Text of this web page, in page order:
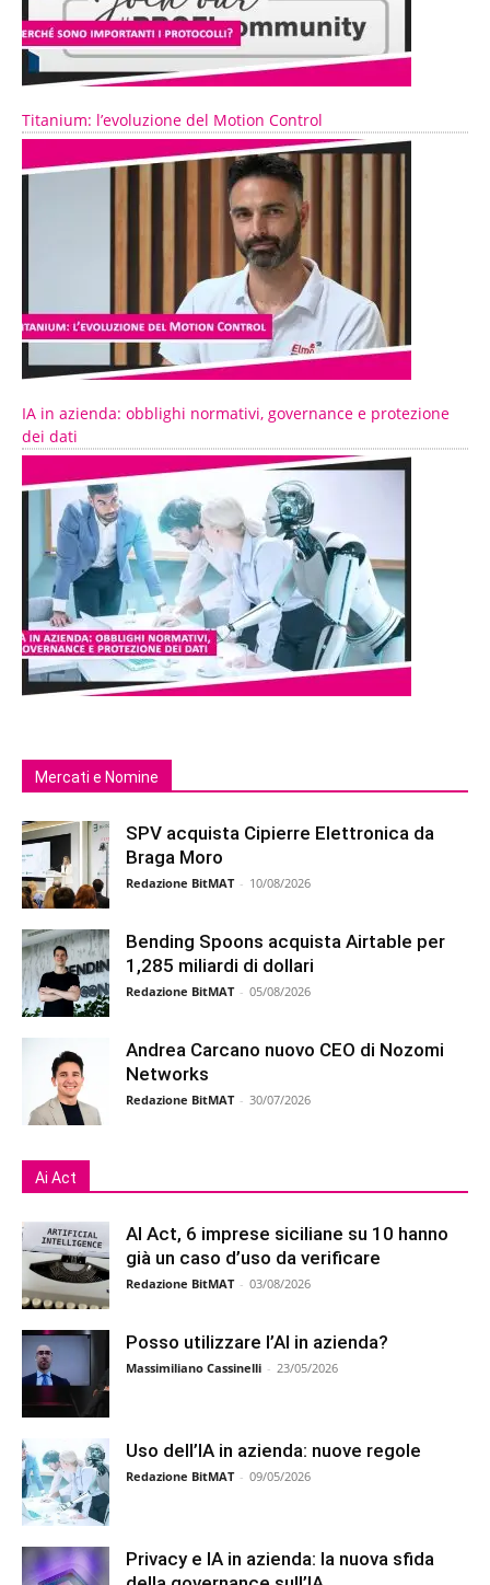
Titanium: l’evoluzione del Motion Control
IA in azienda: obblighi normativi, governance e protezione
dei dati
Mercati e Nomine
SPV acquista Cipierre Elettronica da
Braga Moro
Redazione BitMAT - 10/08/2026
Bending Spoons acquista Airtable per
1,285 miliardi di dollari
Redazione BitMAT - 05/08/2026
Andrea Carcano nuovo CEO di Nozomi
Networks
Redazione BitMAT - 30/07/2026
Ai Act
AI Act, 6 imprese siciliane su 10 hanno
già un caso d’uso da verificare
Redazione BitMAT - 03/08/2026
Posso utilizzare l’AI in azienda?
Massimiliano Cassinelli - 23/05/2026
Uso dell’IA in azienda: nuove regole
Redazione BitMAT - 09/05/2026
Privacy e IA in azienda: la nuova sfida